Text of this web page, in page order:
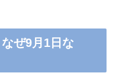
ぜ9月1日な